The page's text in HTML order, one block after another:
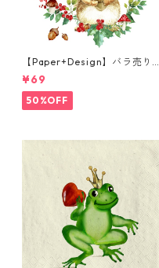
【Paper+Design】バラ売り2
枚 ランチサイズ ペーパーナプ
キン Forest Squirrel ホワイ
ト
¥69
50%OFF